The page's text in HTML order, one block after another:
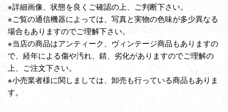
※詳細画像、状態を良くご確認の上、ご判断下さい。
※ご覧の通信機器によっては、写真と実物の色味が多少異なる
場合もありますのでご理解下さい。
※当店の商品はアンティーク、ヴィンテージ商品もありますの
で、経年による傷や汚れ、錆、劣化がありますのでご理解の
上、ご注文下さい。
※小売業者様に関しましては、卸売も行っている商品もありま
す。